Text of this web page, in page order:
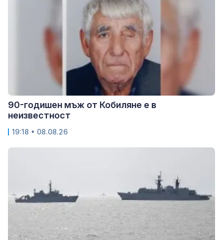
90-годишен мъж от Кобиляне е в
неизвестност
19:18 • 08.08.26